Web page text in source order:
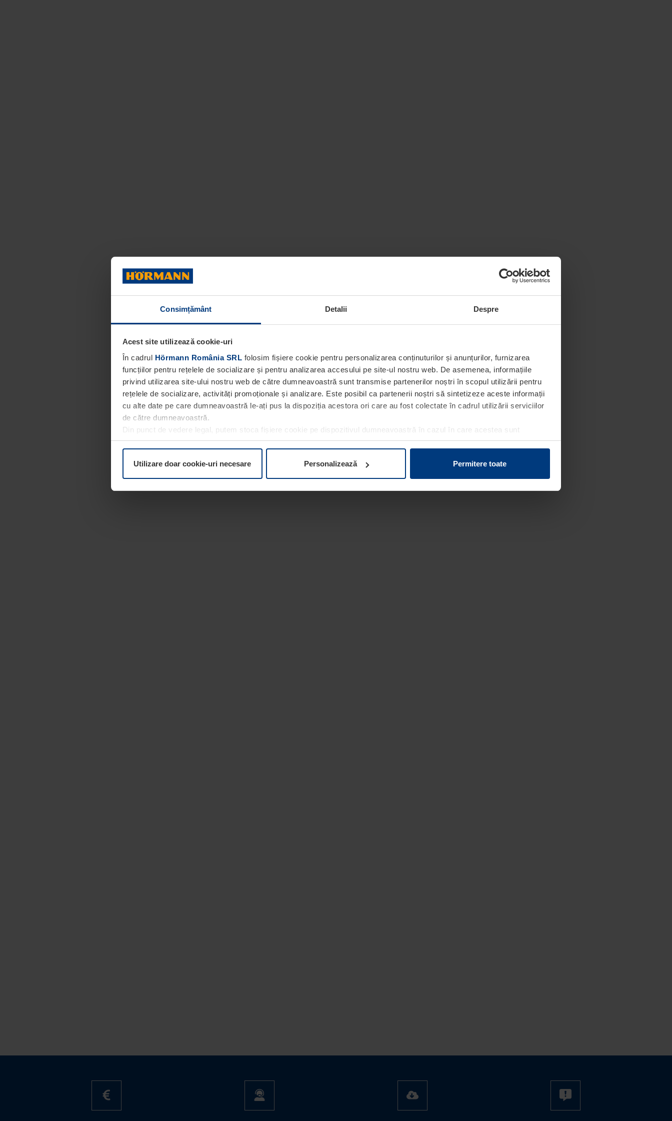
Consimțământ Detalii Despre
Acest site utilizează cookie-uri
În cadrul Hörmann România SRL folosim fișiere cookie pentru personalizarea conținuturilor și anunțurilor, furnizarea
funcțiilor pentru rețelele de socializare și pentru analizarea accesului pe site-ul nostru web. De asemenea, informațiile
privind utilizarea site-ului nostru web de către dumneavoastră sunt transmise partenerilor noștri în scopul utilizării pentru
rețelele de socializare, activități promoționale și analizare. Este posibil ca partenerii noștri să sintetizeze aceste informații
cu alte date pe care dumneavoastră le-ați pus la dispoziția acestora ori care au fost colectate în cadrul utilizării serviciilor
de către dumneavoastră.
Din punct de vedere legal, putem stoca fișiere cookie pe dispozitivul dumneavoastră în cazul în care acestea sunt
obligatorii pentru funcționarea acestei pagini. Pentru alte tipuri de fișiere cookie avem nevoie de permisiunea
paginaDeclarație cu privire la protecția datelor de pe site-ul nostru web.
Utilizare doar cookie-uri necesare Personalizează Permitere toate